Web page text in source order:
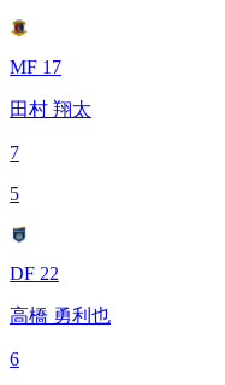
MF 17
田村 翔太
7
5
DF 22
高橋 勇利也
6